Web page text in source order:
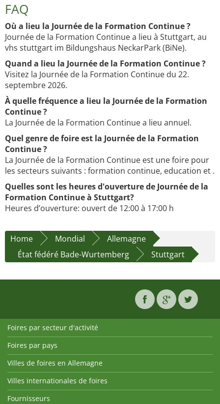
FAQ
Où a lieu la Journée de la Formation Continue ?
Journée de la Formation Continue a lieu à Stuttgart, au
vhs stuttgart im Bildungshaus NeckarPark (BiNe).
Quand a lieu la Journée de la Formation Continue ?
Visitez la Journée de la Formation Continue du 22.
septembre 2026.
À quelle fréquence a lieu la Journée de la Formation
Continue ?
La Journée de la Formation Continue a lieu annuel.
Quel genre de foire est la Journée de la Formation
Continue ?
La Journée de la Formation Continue est une foire pour
les secteurs suivants : formation continue, education et .
Quelles sont les heures d'ouverture de Journée de la
Formation Continue à Stuttgart?
Heures d’ouverture: ouvert de 12:00 à 17:00 h
Home Mondial
Allemagne
État fédéré Bade-Wurtemberg
Stuttgart
Foires par secteur d'activité
Foires par pays
Villes de foires en Allemagne
Villes internationales de foires
Fournisseurs